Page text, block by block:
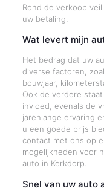
Rond de verkoop
uw betaling.
Wat levert mijn
Het bedrag dat uw
diverse factoren,
bouwjaar,
Ook de verdere
invloed, evenals de
jarenlange ervaring
u een goede prijs
contact met ons op
mogelijkheden voor
auto in Kerkdorp.
Snel van uw auto